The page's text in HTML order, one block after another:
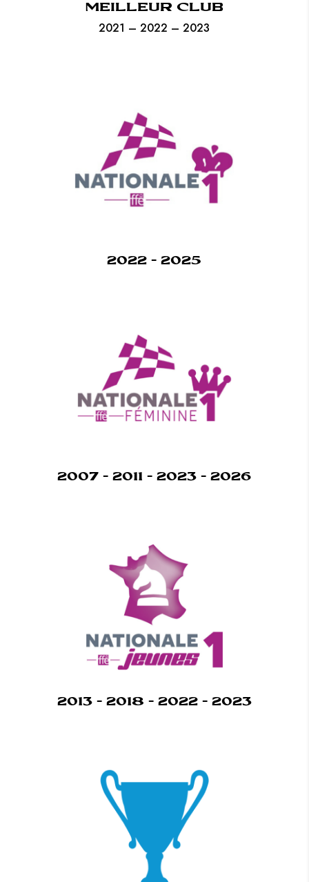
MEILLEUR CLUB
2021 – 2022 – 2023
2022 - 2025
2007 - 2011 - 2023 - 2026
2013 - 2018 - 2022 - 2023